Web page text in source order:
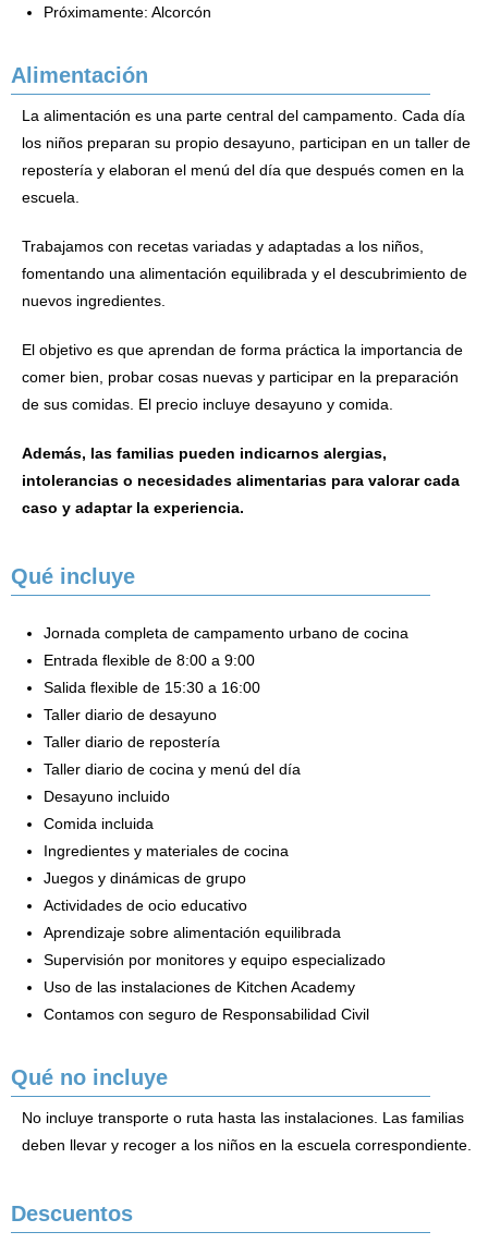
Próximamente: Alcorcón
Alimentación
La alimentación es una parte central del campamento. Cada día
los niños preparan su propio desayuno, participan en un taller de
repostería y elaboran el menú del día que después comen en la
escuela.
Trabajamos con recetas variadas y adaptadas a los niños,
fomentando una alimentación equilibrada y el descubrimiento de
nuevos ingredientes.
El objetivo es que aprendan de forma práctica la importancia de
comer bien, probar cosas nuevas y participar en la preparación
de sus comidas. El precio incluye desayuno y comida.
Además, las familias pueden indicarnos alergias,
intolerancias o necesidades alimentarias para valorar cada
caso y adaptar la experiencia.
Qué incluye
Jornada completa de campamento urbano de cocina
Entrada flexible de 8:00 a 9:00
Salida flexible de 15:30 a 16:00
Taller diario de desayuno
Taller diario de repostería
Taller diario de cocina y menú del día
Desayuno incluido
Comida incluida
Ingredientes y materiales de cocina
Juegos y dinámicas de grupo
Actividades de ocio educativo
Aprendizaje sobre alimentación equilibrada
Supervisión por monitores y equipo especializado
Uso de las instalaciones de Kitchen Academy
Contamos con seguro de Responsabilidad Civil
Qué no incluye
No incluye transporte o ruta hasta las instalaciones. Las familias
deben llevar y recoger a los niños en la escuela correspondiente.
Descuentos